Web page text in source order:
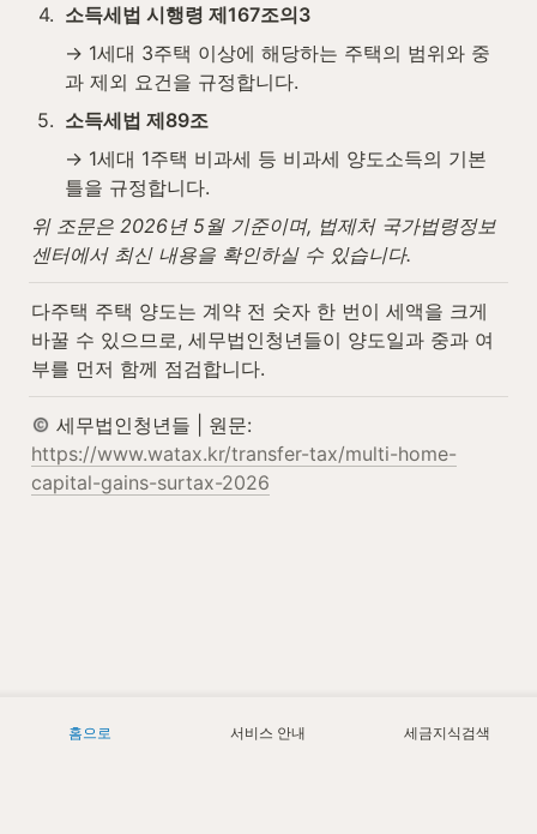
4. 소득세법 시행령 제167조의3
→ 1세대 3주택 이상에 해당하는 주택의 범위와 중
과 제외 요건을 규정합니다.
5. 소득세법 제89조
→ 1세대 1주택 비과세 등 비과세 양도소득의 기본
틀을 규정합니다.
위 조문은 2026년 5월 기준이며, 법제처 국가법령정보
센터에서 최신 내용을 확인하실 수 있습니다.
다주택 주택 양도는 계약 전 숫자 한 번이 세액을 크게
바꿀 수 있으므로, 세무법인청년들이 양도일과 중과 여
부를 먼저 함께 점검합니다.
https://www.watax.kr/transfer-tax/multi-home-
capital-gains-surtax-2026
홈으로 서비스 안내 세금지식검색